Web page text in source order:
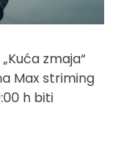
zmaja“
Max striming
h biti